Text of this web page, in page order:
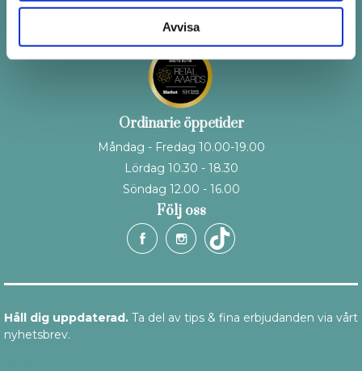
Avvisa
order@pistill.se
Ordinarie öppetider
Måndag - Fredag 10.00-19.00
Lördag 10.30 - 18.30
Söndag 12.00 - 16.00
Följ oss
Håll dig uppdaterad. Ta del av tips & fina erbjudanden via vårt
nyhetsbrev.